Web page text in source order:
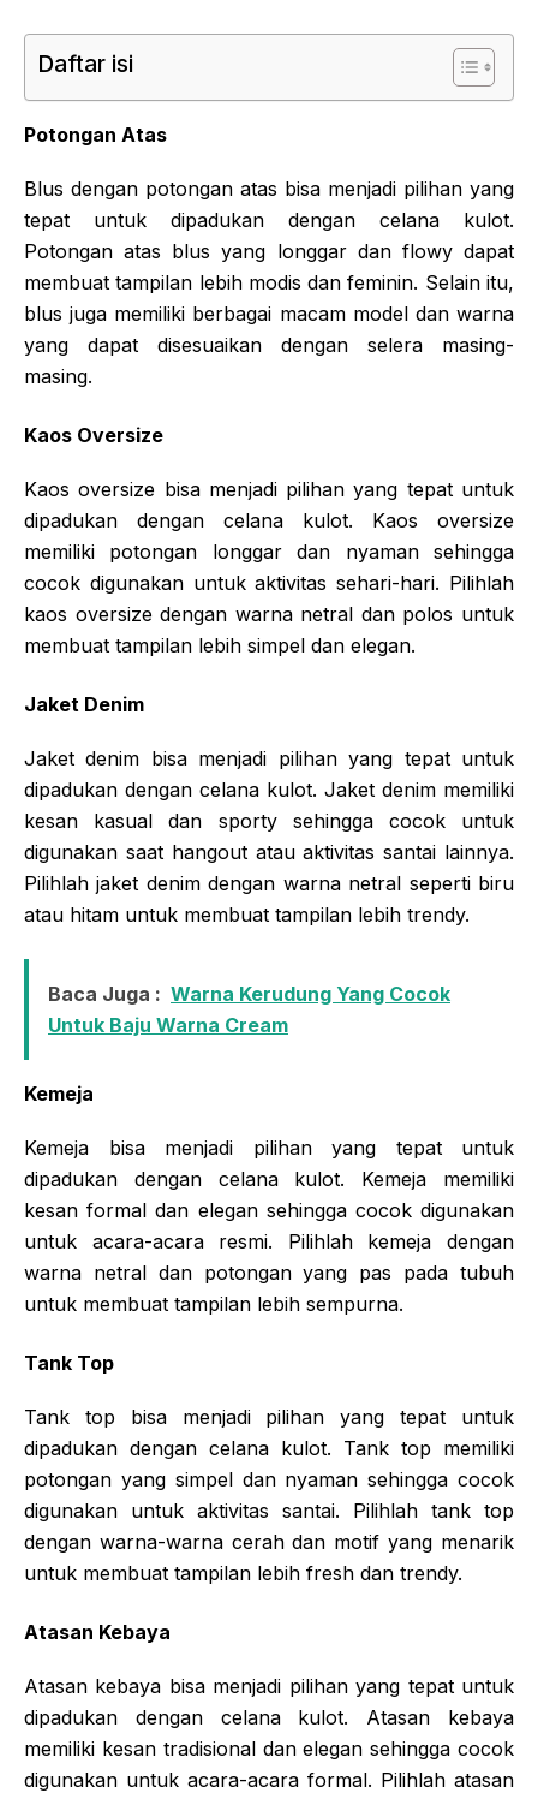
Daftar isi
Potongan Atas
Blus dengan potongan atas bisa menjadi pilihan yang
tepat untuk dipadukan dengan celana kulot.
Potongan atas blus yang longgar dan flowy dapat
membuat tampilan lebih modis dan feminin. Selain itu,
blus juga memiliki berbagai macam model dan warna
yang dapat disesuaikan dengan selera masing-
masing.
Kaos Oversize
Kaos oversize bisa menjadi pilihan yang tepat untuk
dipadukan dengan celana kulot. Kaos oversize
memiliki potongan longgar dan nyaman sehingga
cocok digunakan untuk aktivitas sehari-hari. Pilihlah
kaos oversize dengan warna netral dan polos untuk
membuat tampilan lebih simpel dan elegan.
Jaket Denim
Jaket denim bisa menjadi pilihan yang tepat untuk
dipadukan dengan celana kulot. Jaket denim memiliki
kesan kasual dan sporty sehingga cocok untuk
digunakan saat hangout atau aktivitas santai lainnya.
Pilihlah jaket denim dengan warna netral seperti biru
atau hitam untuk membuat tampilan lebih trendy.
Baca Juga : Warna Kerudung Yang Cocok
Untuk Baju Warna Cream
Kemeja
Kemeja bisa menjadi pilihan yang tepat untuk
dipadukan dengan celana kulot. Kemeja memiliki
kesan formal dan elegan sehingga cocok digunakan
untuk acara-acara resmi. Pilihlah kemeja dengan
warna netral dan potongan yang pas pada tubuh
untuk membuat tampilan lebih sempurna.
Tank Top
Tank top bisa menjadi pilihan yang tepat untuk
dipadukan dengan celana kulot. Tank top memiliki
potongan yang simpel dan nyaman sehingga cocok
digunakan untuk aktivitas santai. Pilihlah tank top
dengan warna-warna cerah dan motif yang menarik
untuk membuat tampilan lebih fresh dan trendy.
Atasan Kebaya
Atasan kebaya bisa menjadi pilihan yang tepat untuk
dipadukan dengan celana kulot. Atasan kebaya
memiliki kesan tradisional dan elegan sehingga cocok
digunakan untuk acara-acara formal. Pilihlah atasan